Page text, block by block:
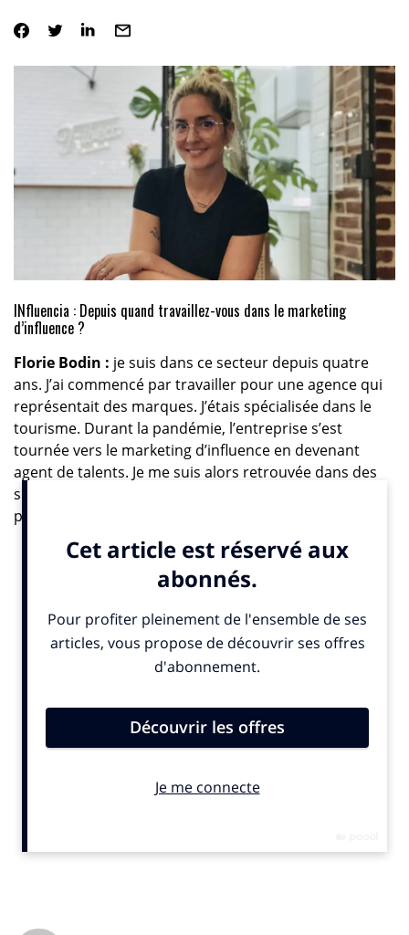
INfluencia : Depuis quand travaillez-vous dans le marketing
d’influence ?
Florie Bodin : je suis dans ce secteur depuis quatre
ans. J’ai commencé par travailler pour une agence qui
représentait des marques. J’étais spécialisée dans le
tourisme. Durant la pandémie, l’entreprise s’est
tournée vers le marketing d’influence en devenant
agent de talents. Je me suis alors retrouvée dans des
situations ubuesques où je devais défendre deux
parties opposées. C’est à ce moment-là que j’ai décidé
de partir et de lancer ma propre agence.
IN : quelles sont les particularités de Grows ?
de contenus. La dizaine de talents que nous
représentons en exclusivité pour une durée de deux
ans reconduite tacitement ont tous plus de 30 ans, à
d’expérience derrière eux, ce qui représente une
grande ancienneté dans ce secteur encore très jeune.
créateurs de contenus et les annonceurs et de
direct ?